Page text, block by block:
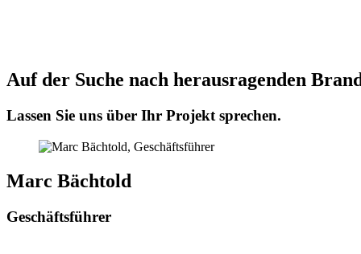
Auf der Suche nach herausragenden
Lassen Sie uns über Ihr Projekt sprechen.
Marc Bächtold
Geschäftsführer